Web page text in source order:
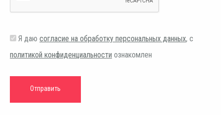
Я даю согласие на обработку персональных данных, с
политикой конфиденциальности ознакомлен